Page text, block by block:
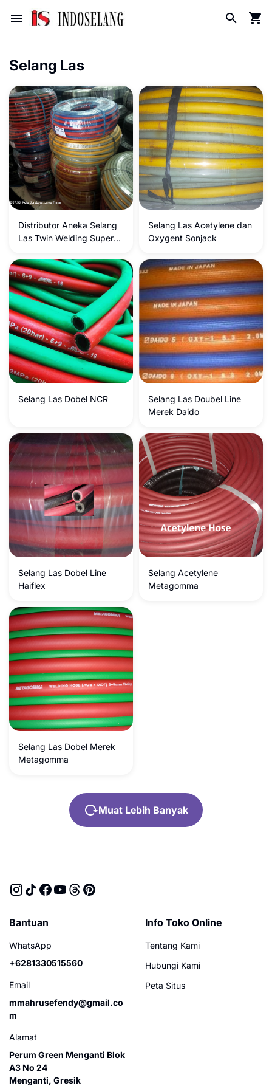
Selang Las
Distributor Aneka Selang
Las Twin Welding Super
Selang Las Acetylene dan
Oxygent Sonjack
Selang Las Dobel NCR
Selang Las Doubel Line
Merek Daido
Selang Las Dobel Line
Haiflex
Selang Acetylene
Metagomma
Selang Las Dobel Merek
Metagomma
Muat Lebih Banyak
Bantuan
WhatsApp
+6281330515560
Email
mmahrusefendy@gmail.co
m
Alamat
Perum Green Menganti Blok
A3 No 24
Menganti, Gresik
Info Toko Online
Tentang Kami
Hubungi Kami
Peta Situs